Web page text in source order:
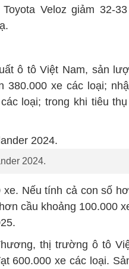
Veloz giảm 32-
ô tô Việt Nam, sản
380.000 xe các loại;
loại; trong khi tiêu
2024.
Nếu tính cả con số
cầu khoảng 100.000
thị trường ô tô
600.000 xe các loại.